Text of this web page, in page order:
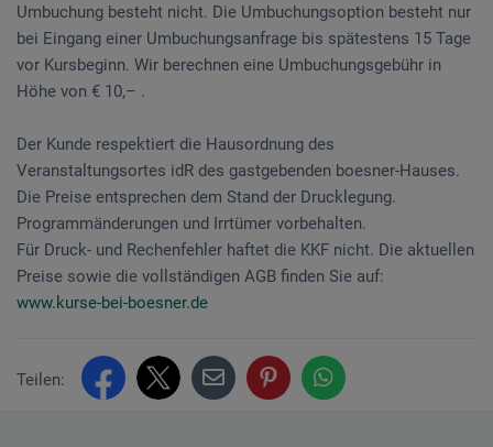
Umbuchung besteht nicht. Die Umbuchungsoption besteht nur
bei Eingang einer Umbuchungsanfrage bis spätestens 15 Tage
vor Kursbeginn. Wir berechnen eine Umbuchungsgebühr in
Höhe von € 10,– .
Der Kunde respektiert die Hausordnung des
Veranstaltungsortes idR des gastgebenden boesner-Hauses.
Die Preise entsprechen dem Stand der Drucklegung.
Programmänderungen und Irrtümer vorbehalten.
Für Druck- und Rechenfehler haftet die KKF nicht. Die aktuellen
Preise sowie die vollständigen AGB finden Sie auf:
www.kurse-bei-boesner.de
Teilen: